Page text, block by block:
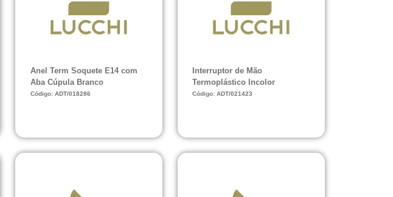
Anel Term Soquete E14 com
Aba Cúpula Branco
Código: ADT/018286
Interruptor de Mão
Termoplástico Incolor
Código: ADT/021423